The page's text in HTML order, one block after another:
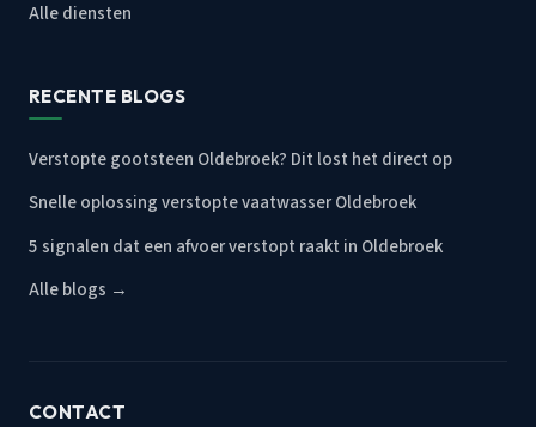
Alle diensten
RECENTE BLOGS
Verstopte gootsteen Oldebroek? Dit lost het direct op
Snelle oplossing verstopte vaatwasser Oldebroek
5 signalen dat een afvoer verstopt raakt in Oldebroek
Alle blogs →
CONTACT